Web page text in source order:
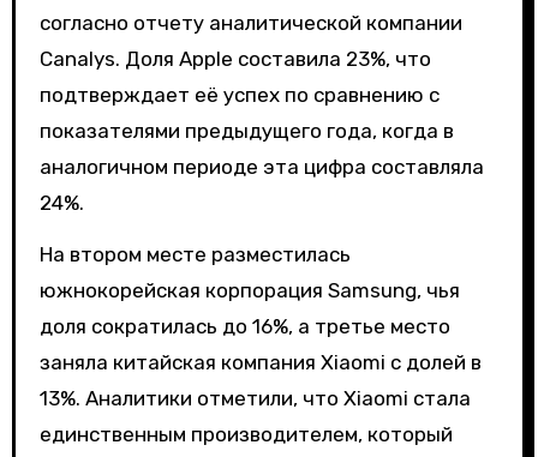
согласно отчету аналитической компании
Canalys. Доля Apple составила 23%, что
подтверждает её успех по сравнению с
показателями предыдущего года, когда в
аналогичном периоде эта цифра составляла
24%.
На втором месте разместилась
южнокорейская корпорация Samsung, чья
доля сократилась до 16%, а третье место
заняла китайская компания Xiaomi с долей в
13%. Аналитики отметили, что Xiaomi стала
единственным производителем, который